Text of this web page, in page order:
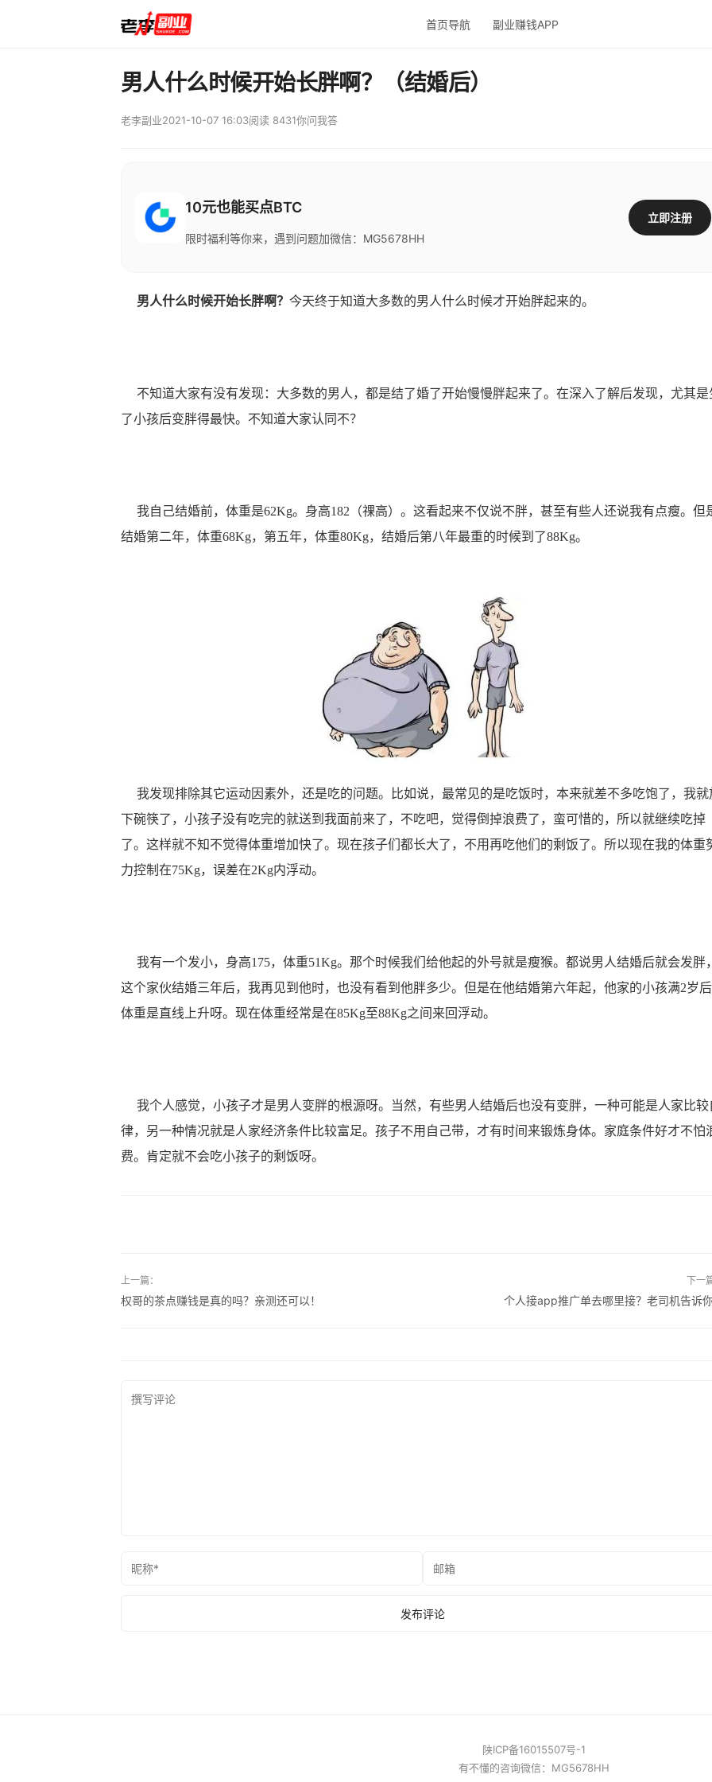
首页导航 副业赚钱APP
男人什么时候开始长胖啊？（结婚后）
老李副业2021-10-07 16:03阅读 8431你问我答
10元也能买点BTC
限时福利等你来，遇到问题加微信：MG5678HH
立即注册
男人什么时候开始长胖啊？ 今天终于知道大多数的男人什么时候才开始胖起来的。
不知道大家有没有发现：大多数的男人，都是结了婚了开始慢慢胖起来了。在深入了解后发现，尤其是
了小孩后变胖得最快。不知道大家认同不？
我自己结婚前，体重是62Kg。身高182（祼高）。这看起来不仅说不胖，甚至有些人还说我有点瘦。但
结婚第二年，体重68Kg，第五年，体重80Kg，结婚后第八年最重的时候到了88Kg。
我发现排除其它运动因素外，还是吃的问题。比如说，最常见的是吃饭时，本来就差不多吃饱了，我就
下碗筷了，小孩子没有吃完的就送到我面前来了，不吃吧，觉得倒掉浪费了，蛮可惜的，所以就继续吃掉
了。这样就不知不觉得体重增加快了。现在孩子们都长大了，不用再吃他们的剩饭了。所以现在我的体重
力控制在75Kg，误差在2Kg内浮动。
我有一个发小，身高175，体重51Kg。那个时候我们给他起的外号就是瘦猴。都说男人结婚后就会发胖，
这个家伙结婚三年后，我再见到他时，也没有看到他胖多少。但是在他结婚第六年起，他家的小孩满2岁后
体重是直线上升呀。现在体重经常是在85Kg至88Kg之间来回浮动。
我个人感觉，小孩子才是男人变胖的根源呀。当然，有些男人结婚后也没有变胖，一种可能是人家比较
律，另一种情况就是人家经济条件比较富足。孩子不用自己带，才有时间来锻炼身体。家庭条件好才不怕
费。肯定就不会吃小孩子的剩饭呀。
上一篇：
权哥的茶点赚钱是真的吗？亲测还可以！
下一
个人接app推广单去哪里接？老司机告诉你
陕ICP备16015507号-1
有不懂的咨询微信：MG5678HH